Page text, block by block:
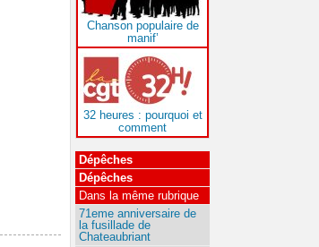
Chanson populaire de
manif’
32 heures : pourquoi et
comment
Dépêches
Dépêches
Dans la même rubrique
71eme anniversaire de
la fusillade de
Chateaubriant